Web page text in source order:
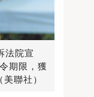
法院宣
期限，獲
聯社）